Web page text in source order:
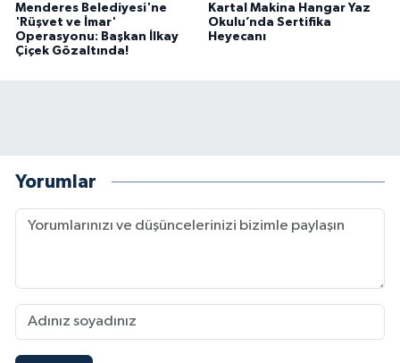
Menderes Belediyesi'ne
'Rüşvet ve İmar'
Operasyonu: Başkan İlkay
Çiçek Gözaltında!
Kartal Makina Hangar Yaz
Okulu’nda Sertifika
Heyecanı
Yorumlar